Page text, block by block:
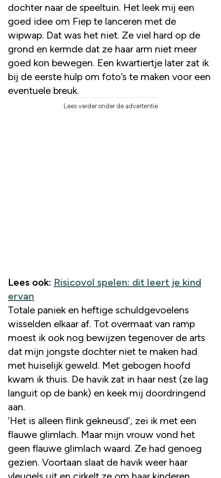
dochter naar de speeltuin. Het leek mij een
goed idee om Fiep te lanceren met de
wipwap. Dat was het niet. Ze viel hard op de
grond en kermde dat ze haar arm niet meer
goed kon bewegen. Een kwartiertje later zat ik
bij de eerste hulp om foto’s te maken voor een
eventuele breuk.
Lees verder onder de advertentie
Lees ook: Risicovol spelen: dit leert je kind
ervan
Totale paniek en heftige schuldgevoelens
wisselden elkaar af. Tot overmaat van ramp
moest ik ook nog bewijzen tegenover de arts
dat mijn jongste dochter niet te maken had
met huiselijk geweld. Met gebogen hoofd
kwam ik thuis. De havik zat in haar nest (ze lag
languit op de bank) en keek mij doordringend
aan.
‘Het is alleen flink gekneusd’, zei ik met een
flauwe glimlach. Maar mijn vrouw vond het
geen flauwe glimlach waard. Ze had genoeg
gezien. Voortaan slaat de havik weer haar